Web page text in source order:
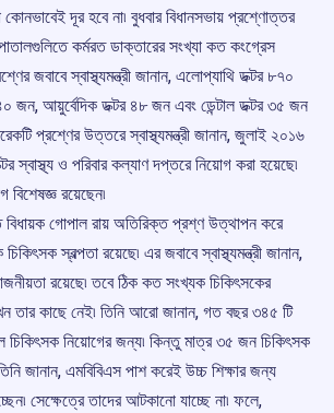
কোনভাবেই দূর হবে না৷ বুধবার বিধানসভায় প্রশ্ণোত্তর
কর্মরত ডাক্তারের সংখ্যা কত কংগ্রেস
জবাবে স্বাস্থ্যমন্ত্রী জানান, এলোপ্যাথি ডক্টর ৮৭০
জন, আয়ুর্বেদিক ডক্টর ৪৮ জন এবং ডেন্টাল ডক্টর ৩৫ জন
প্রশ্ণের উত্তরে স্বাস্থ্যমন্ত্রী জানান, জুলাই ২০১৬
স্বাস্থ্য ও পরিবার কল্যাণ দপ্তরে নিয়োগ করা হয়েছে৷
রয়েছেন৷
গোপাল রায় অতিরিক্ত প্রশ্ণ উত্থাপন করে
স্বল্পতা রয়েছে৷ এর জবাবে স্বাস্থ্যমন্ত্রী জানান,
রয়েছে৷ তবে ঠিক কত সংখ্যক চিকিৎসকের
তার কাছে নেই৷ তিনি আরো জানান, গত বছর ৩৪৫ টি
চিকিৎসক নিয়োগের জন্য৷ কিন্তু মাত্র ৩৫ জন চিকিৎসক
জানান, এমবিবিএস পাশ করেই উচ্চ শিক্ষার জন্য
সেক্ষেত্রে তাদের আটকানো যাচ্ছে না৷ ফলে,